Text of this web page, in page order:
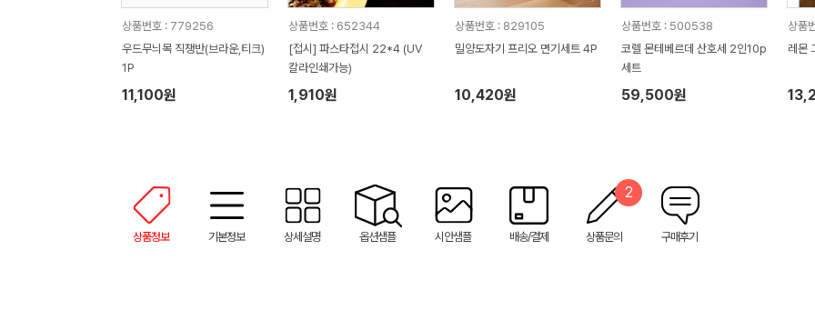
상품번호 : 779256
우드무늬목 직쟁반(브라운,티크)
1P
11,100원
상품번호 : 652344
[접시] 파스타접시 22*4 (UV
칼라인쇄가능)
1,910원
상품번호 : 829105
밀양도자기 프리오 면기세트 4P
10,420원
상품번호 : 500538
코렐 몬테베르데 산호세 2인10p
세트
59,500원
상품
레몬
상품정보 기본정보 상세설명 옵션샘플 시안샘플 배송/결제 상품문의
2
구매후기